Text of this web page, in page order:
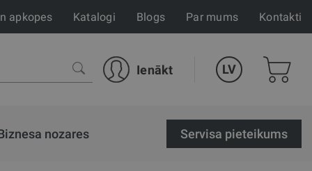
apkopes Katalogi Blogs Par mums Kontakti
Ienākt LV
nozares Servisa pieteikums